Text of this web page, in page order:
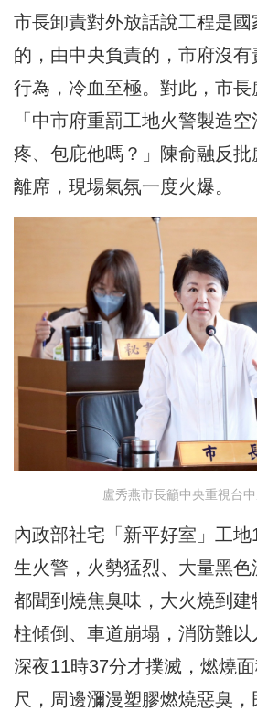
市長卸責對外放話說工程是國
的，由中央負責的，市府沒
行為，冷血至極。對此，市長
「中市府重罰工地火警製造
疼、包庇他嗎？」陳俞融反
離席，現場氣氛一度火爆。
盧秀燕市長籲中央重視台
內政部社宅「新平好室」工
生火警，火勢猛烈、大量黑
都聞到燒焦臭味，大火燒到
柱傾倒、車道崩塌，消防難
深夜11時37分才撲滅，燃燒
尺，周邊瀰漫塑膠燃燒惡臭